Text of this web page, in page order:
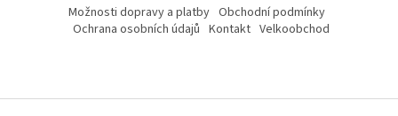
Možnosti dopravy a platby Obchodní podmínky
Ochrana osobních údajů Kontakt Velkoobchod